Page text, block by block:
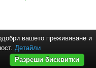
вашето преживяване и
Детайли
Разреши бисквитки